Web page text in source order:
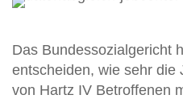
Das Bundessozialgericht
entscheiden, wie sehr die
von Hartz IV Betroffenen